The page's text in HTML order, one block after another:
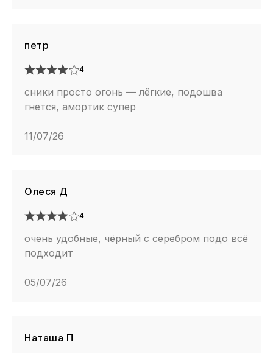
петр
4
сники просто огонь — лёгкие, подошва
гнется, амортик супер
11/07/26
Олеся Д
4
очень удобные, чёрный с серебром подо всё
подходит
05/07/26
Наташа П